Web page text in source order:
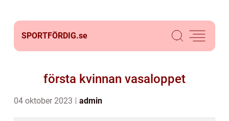
SPORTFÖRDIG.se
första kvinnan vasaloppet
04 oktober 2023 admin